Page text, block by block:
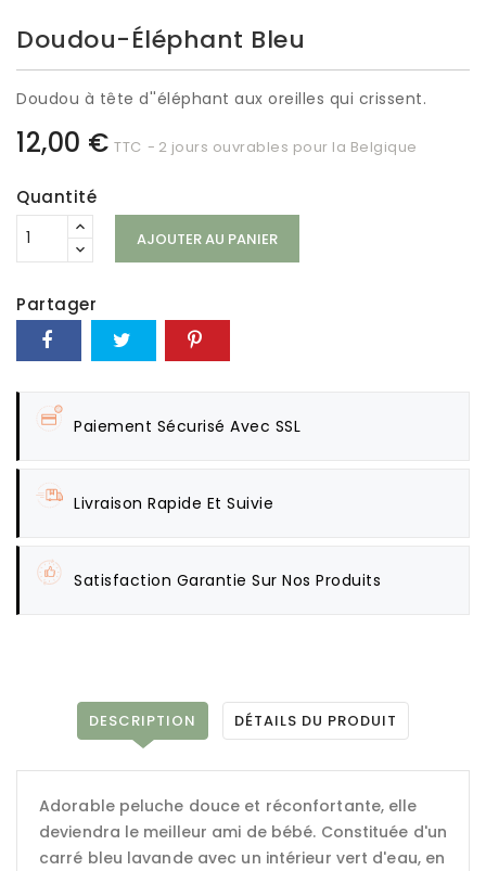
Doudou-Éléphant Bleu
Doudou à tête d''éléphant aux oreilles qui crissent.
12,00 € TTC 2 jours ouvrables pour la Belgique
Quantité
AJOUTER AU PANIER
Partager
Paiement Sécurisé Avec SSL
Livraison Rapide Et Suivie
Satisfaction Garantie Sur Nos Produits
DESCRIPTION DÉTAILS DU PRODUIT
Adorable peluche douce et réconfortante, elle
deviendra le meilleur ami de bébé. Constituée d'un
carré bleu lavande avec un intérieur vert d'eau, en